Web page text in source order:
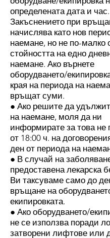
определената дата и час.
Закъснението при
начислява като нов
наемане, но не по-малко
стойността на едно
наемане. Ако върнете
оборудването/
края на периода на
връщат суми.
● Ако решите да
на наемане, моля да ни
информирате за това не
от 18:00 ч. на
ден от периода на
● В случай на
предоставена лекарска
Ви таксуваме само до
връщане на
екипировката.
● Ако оборудването/
не се използва поради
затворени лифтове или